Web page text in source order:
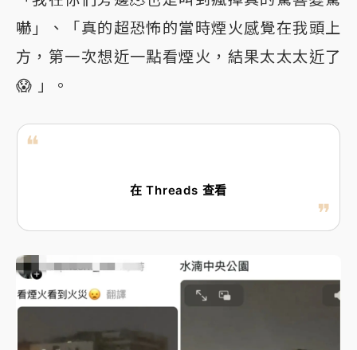
嚇」、「真的超恐怖的當時煙火感覺在我頭上
方，第一次想近一點看煙火，結果太太太近了
😱 」。
在 Threads 查看